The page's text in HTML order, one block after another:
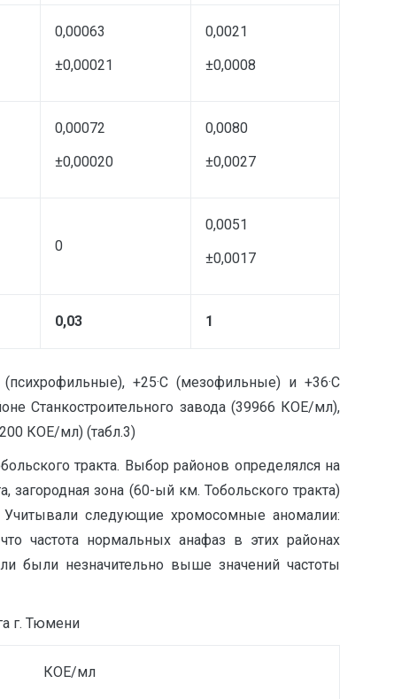
0,00063
±0,00021
0,0021
±0,0008
0,00072
±0,00020
0,0080
±0,0027
0
0,0051
±0,0017
0,03 1
+25·С (мезофильные) и +36·С
Станкостроительного завода (39966 КОЕ/мл),
КОЕ/мл) (табл.3)
тракта. Выбор районов определялся на
загородная зона (60-ый км. Тобольского тракта)
Учитывали следующие хромосомные аномалии:
частота нормальных анафаз в этих районах
были незначительно выше значений частоты
г. Тюмени
КОЕ/мл